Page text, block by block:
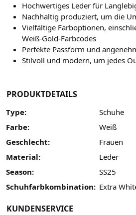
Hochwertiges Leder für
Nachhaltig produziert, um die
Vielfältige Farboptionen,
Weiß-Gold-Farbcodes
Perfekte Passform und
Stilvoll und modern, um jedes
PRODUKTDETAILS
Type:
Schuhe
Farbe:
Weiß
Geschlecht:
Frauen
Material:
Leder
Season:
SS25
Schuhfarbkombination: Extra
KUNDENSERVICE